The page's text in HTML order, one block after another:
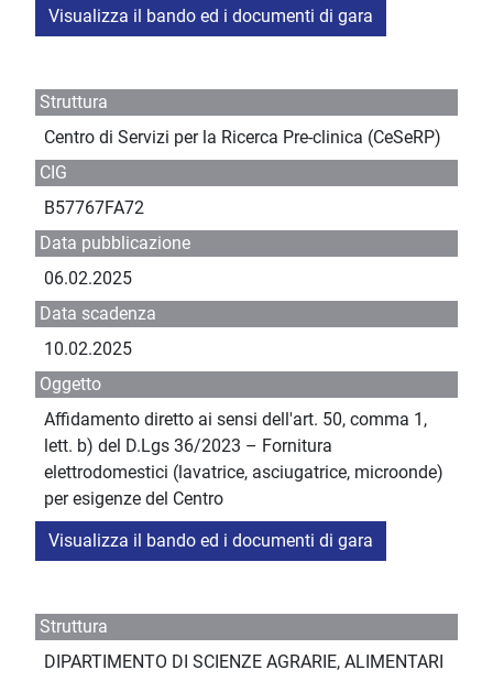
Visualizza il bando ed i documenti di gara
Struttura
Centro di Servizi per la Ricerca Pre-clinica (CeSeRP)
CIG
B57767FA72
Data pubblicazione
06.02.2025
Data scadenza
10.02.2025
Oggetto
Affidamento diretto ai sensi dell'art. 50, comma 1,
lett. b) del D.Lgs 36/2023 – Fornitura
elettrodomestici (lavatrice, asciugatrice, microonde)
per esigenze del Centro
Visualizza il bando ed i documenti di gara
Struttura
DIPARTIMENTO DI SCIENZE AGRARIE, ALIMENTARI